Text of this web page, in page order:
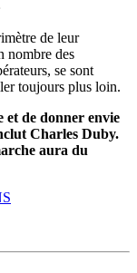
de leur
nombre des
se sont
toujours plus loin.
et de donner envie
Charles Duby.
aura du